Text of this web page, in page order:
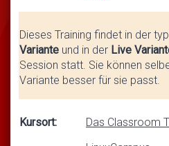
Dieses Training findet in der
Variante und in der Live
Session statt. Sie können
Variante besser für sie passt.
Kursort:
Das Classroom